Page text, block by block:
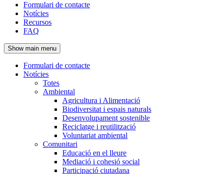
Navegació
principal
de
l'encapçalament
Formulari de contacte
Notícies
Recursos
FAQ
Show main menu
Navegació
principal
Formulari de contacte
Notícies
Totes
Ambiental
Agricultura i Alimentació
Biodiversitat i espais naturals
Desenvolupament sostenible
Reciclatge i reutilització
Voluntariat ambiental
Comunitari
Educació en el lleure
Mediació i cohesió social
Participació ciutadana